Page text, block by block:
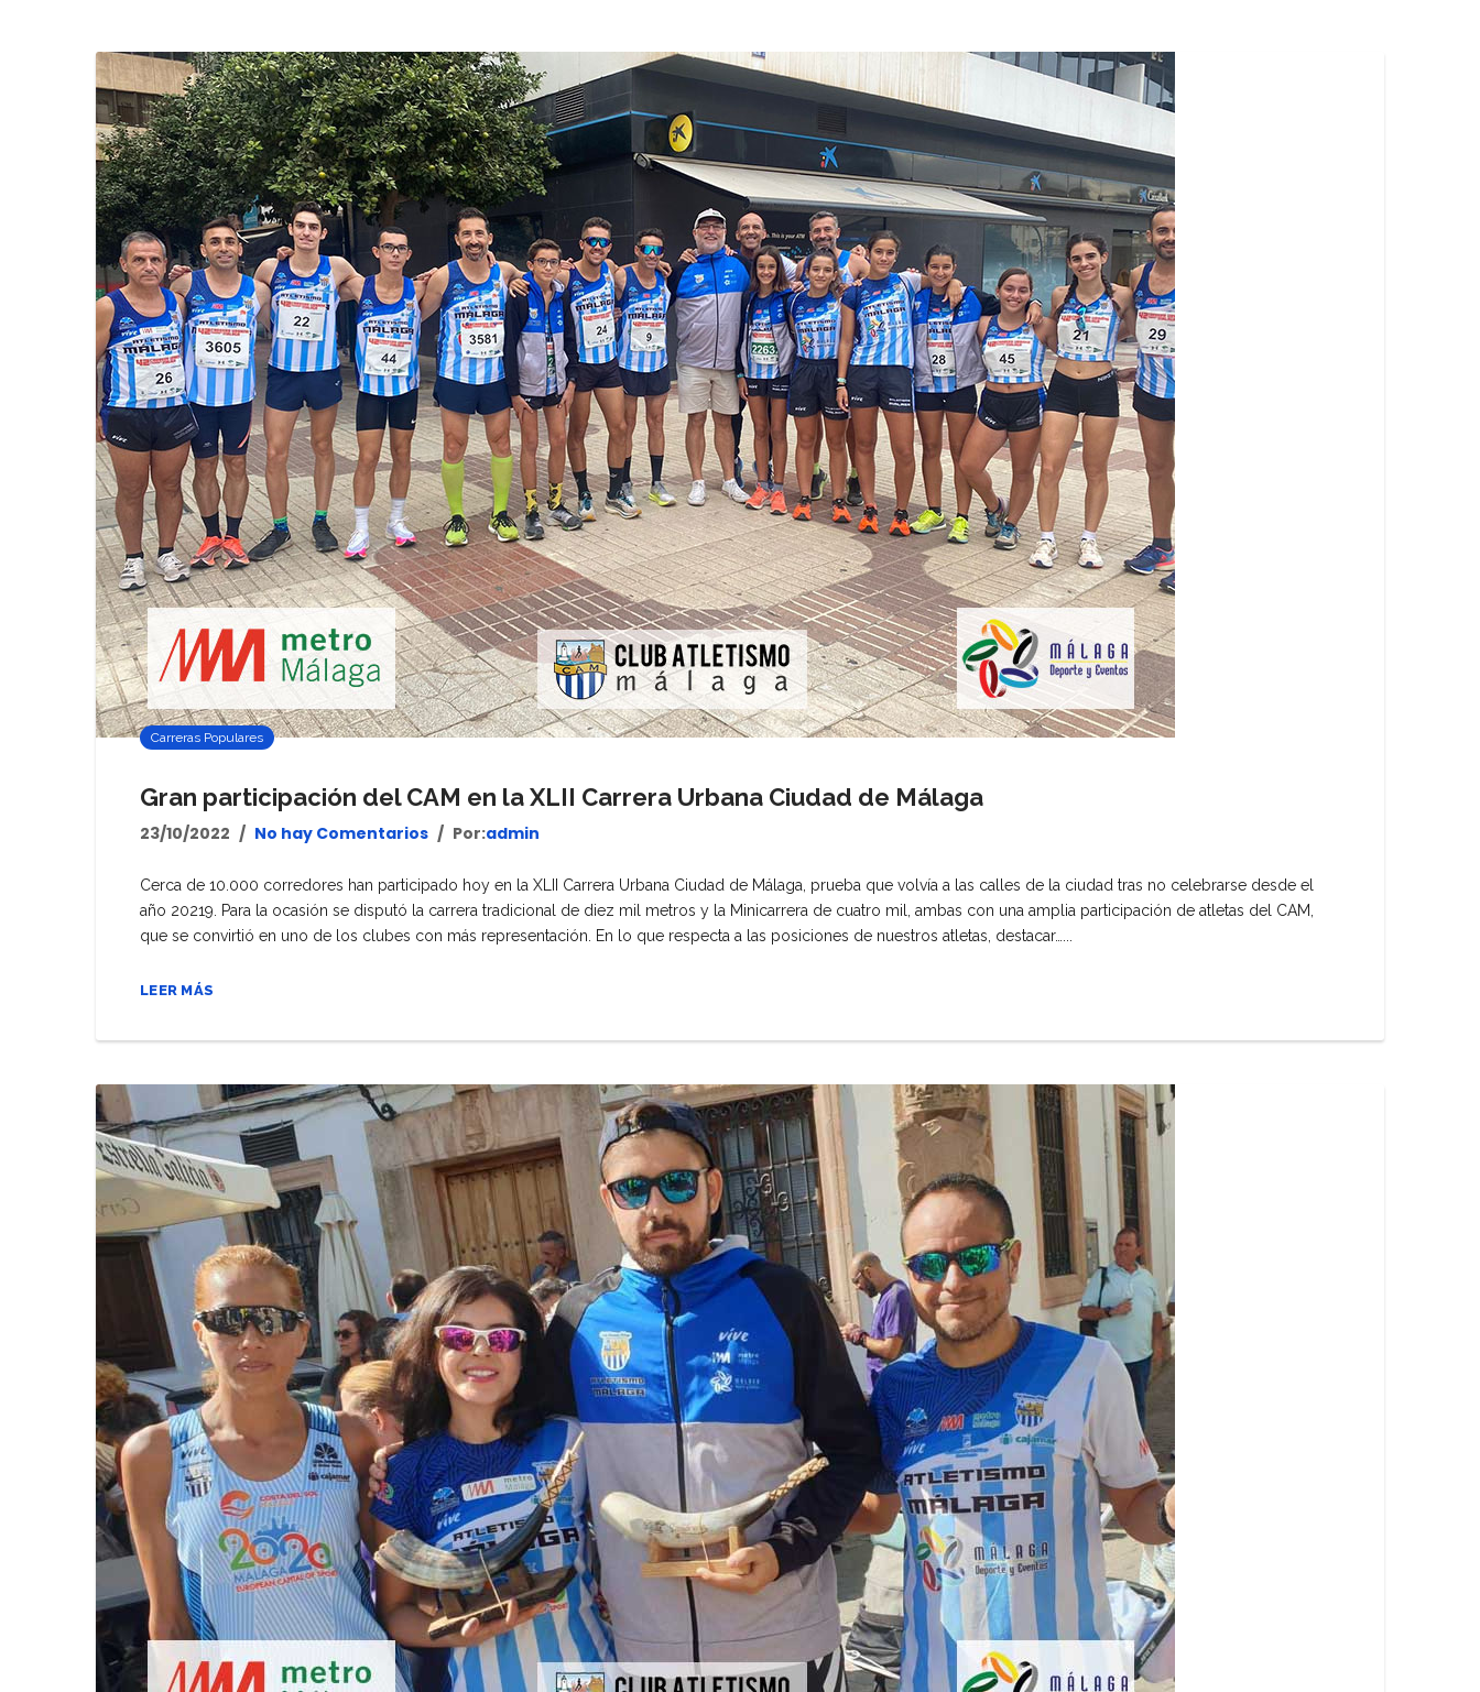
Carreras Populares
Gran participación del CAM en la XLII Carrera Urbana Ciudad de Málaga
23/10/2022 No hay Comentarios Por:admin
Cerca de 10.000 corredores han participado hoy en la XLII Carrera Urbana Ciudad de Málaga, prueba que volvía a las calles de la ciudad tras no celebrarse desde el
año 20219. Para la ocasión se disputó la carrera tradicional de diez mil metros y la Minicarrera de cuatro mil, ambas con una amplia participación de atletas del CAM,
que se convirtió en uno de los clubes con más representación. En lo que respecta a las posiciones de nuestros atletas, destacar…...
LEER MÁS